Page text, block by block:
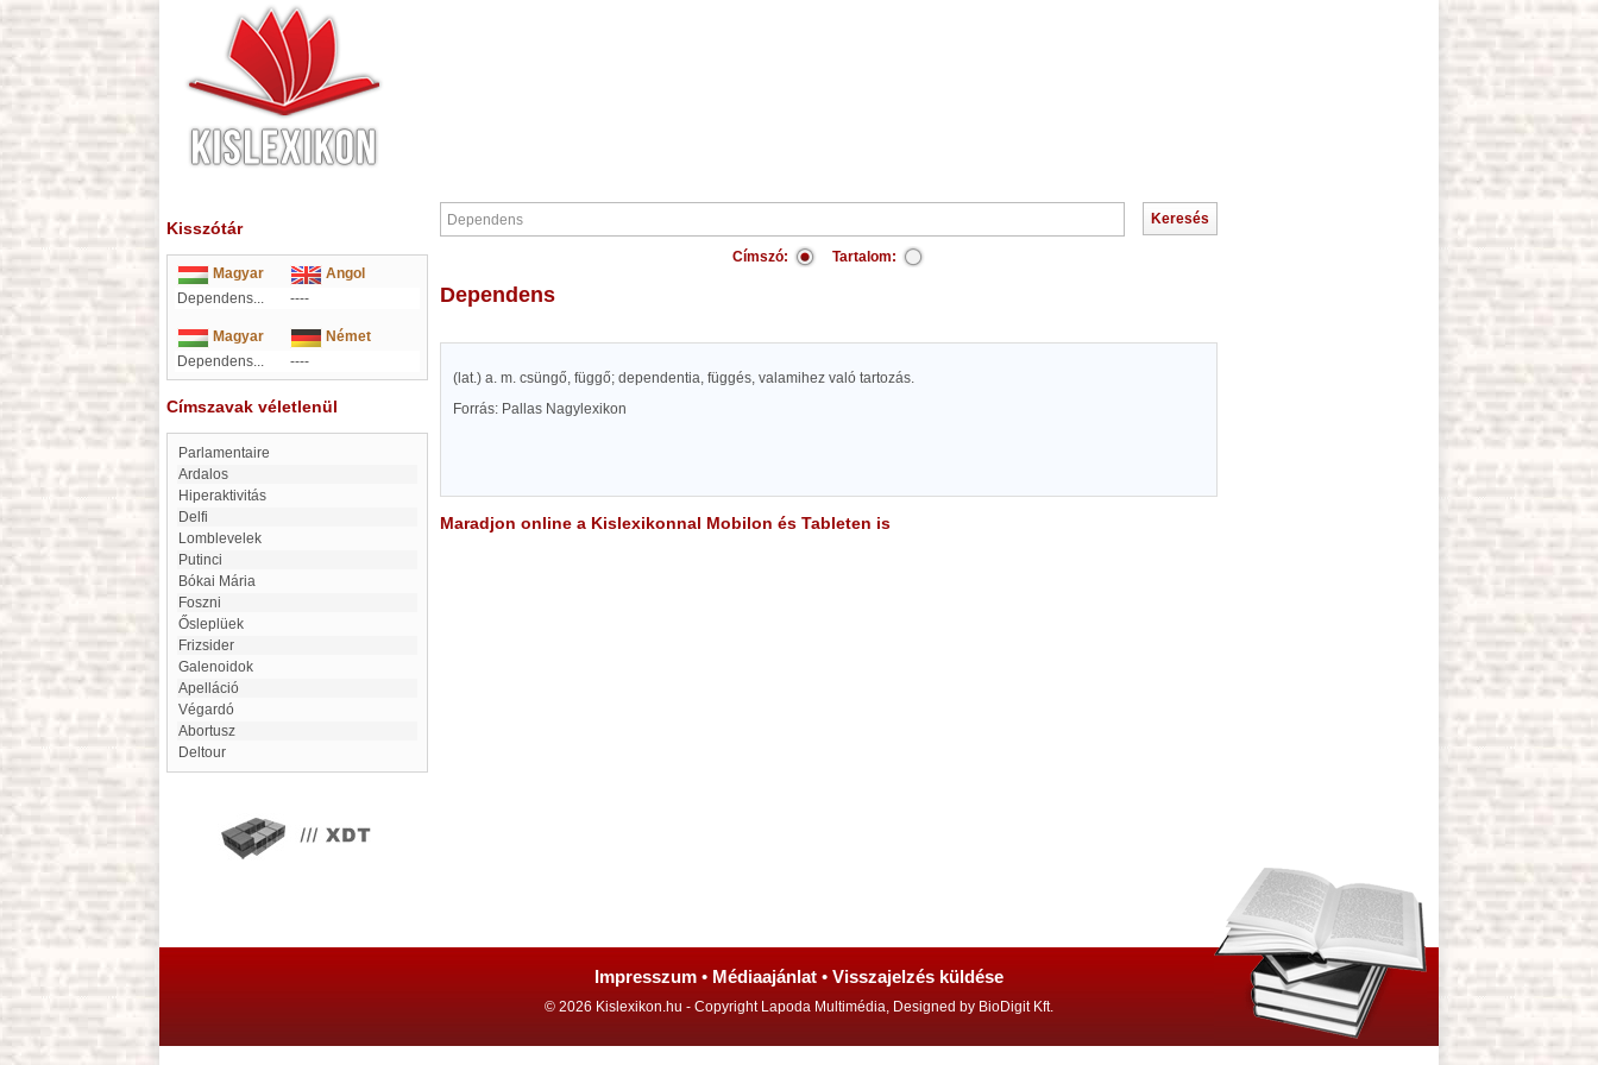
Kisszótár
Magyar
Angol
Dependens...
----
Magyar
Német
Dependens...
----
Címszavak véletlenül
Parlamentaire
Ardalos
Hiperaktivitás
Delfi
lomblevelek
Putinci
Bókai Mária
foszni
Ősleplüek
frizsider
Galenoidok
apelláció
Végardó
Abortusz
Deltour
Címszó: Tartalom:
Dependens
(lat.) a. m. csüngő, függő; dependentia, függés, valamihez való tartozás.
Forrás: Pallas Nagylexikon
Maradjon online a Kislexikonnal Mobilon és Tableten is
Impresszum • Médiaajánlat • Visszajelzés küldése
© 2026 Kislexikon.hu - Copyright Lapoda Multimédia, Designed by BioDigit Kft.